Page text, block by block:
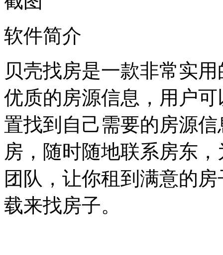
软件简介
贝壳找房是一款非常实
优质的房源信息，用户
置找到自己需要的房源
房，随时随地联系房东
团队，让你租到满意的
载来找房子。